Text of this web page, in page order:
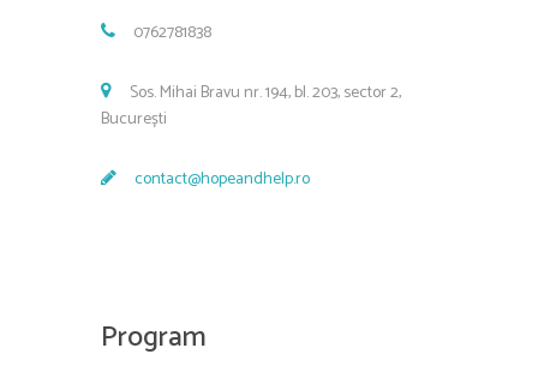
0762781838
Sos. Mihai Bravu nr. 194, bl. 203, sector 2,
București
contact@hopeandhelp.ro
Program